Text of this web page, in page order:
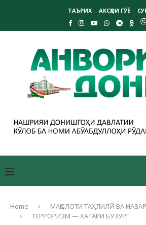
ТАЪРИХ АКСҲОИ ГӮЁ
Home МАҚОЛОТИ ТАҲЛИЛӢ ВА
ТЕРРОРИЗМ — ХАТАРИ БУЗУРГ